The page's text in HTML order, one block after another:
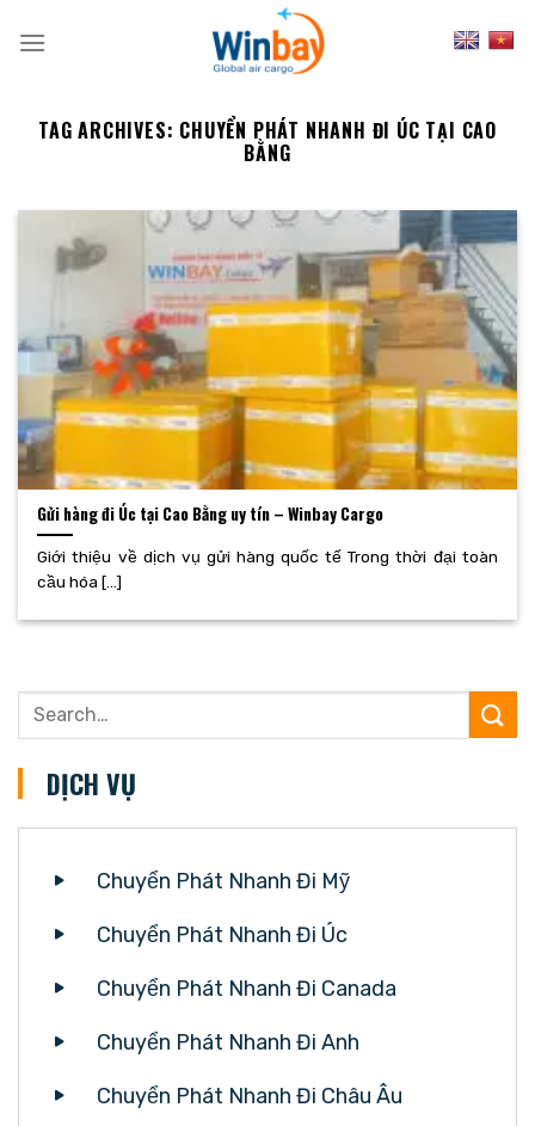
TAG ARCHIVES: CHUYỂN PHÁT NHANH ĐI ÚC TẠI CAO
BẰNG
Gửi hàng đi Úc tại Cao Bằng uy tín – Winbay Cargo
Giới thiệu về dịch vụ gửi hàng quốc tế Trong thời đại toàn
cầu hóa [...]
DỊCH VỤ
Chuyển Phát Nhanh Đi Mỹ
Chuyển Phát Nhanh Đi Úc
Chuyển Phát Nhanh Đi Canada
Chuyển Phát Nhanh Đi Anh
Chuyển Phát Nhanh Đi Châu Âu